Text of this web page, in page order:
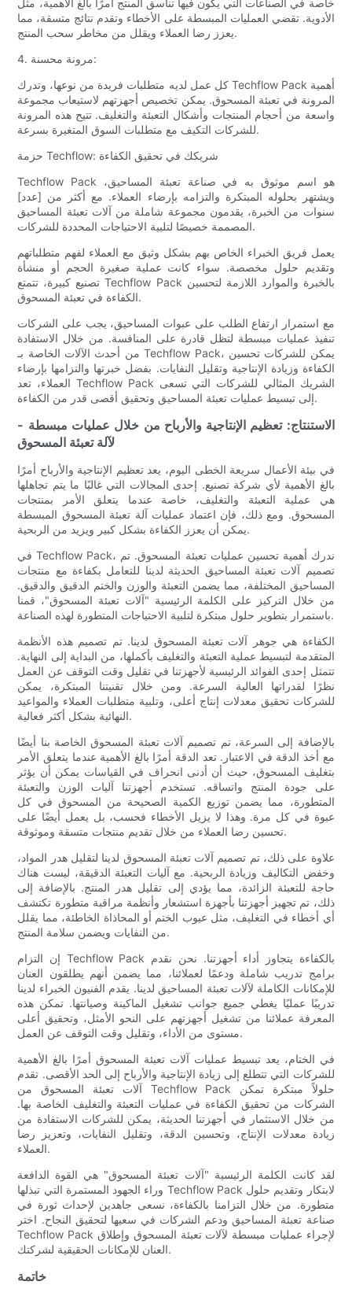
خاصة في الصناعات التي يكون فيها تناسق المنتج أمرًا بالغ الأهمية، مثل
الأدوية. تقضي العمليات المبسطة على الأخطاء وتقدم نتائج متسقة، مما
يعزز رضا العملاء ويقلل من مخاطر سحب المنتج.
4. مرونة محسنة:
كل عمل لديه متطلبات فريدة من نوعها، وتدرك Techflow Pack أهمية
المرونة في تعبئة المسحوق. يمكن تخصيص أجهزتهم لاستيعاب مجموعة
واسعة من أحجام المنتجات وأشكال التعبئة والتغليف. تتيح هذه المرونة
للشركات التكيف مع متطلبات السوق المتغيرة بسرعة.
حزمة Techflow: شريكك في تحقيق الكفاءة
Techflow Pack هو اسم موثوق به في صناعة تعبئة المساحيق،
ويشتهر بحلوله المبتكرة والتزامه بإرضاء العملاء. مع أكثر من [عدد]
سنوات من الخبرة، يقدمون مجموعة شاملة من آلات تعبئة المساحيق
المصممة خصيصًا لتلبية الاحتياجات المحددة للشركات.
يعمل فريق الخبراء الخاص بهم بشكل وثيق مع العملاء لفهم متطلباتهم
وتقديم حلول مخصصة. سواء كانت عملية صغيرة الحجم أو منشأة
تصنيع كبيرة، تتمتع Techflow Pack بالخبرة والموارد اللازمة لتحسين
الكفاءة في تعبئة المسحوق.
مع استمرار ارتفاع الطلب على عبوات المساحيق، يجب على الشركات
تنفيذ عمليات مبسطة لتظل قادرة على المنافسة. من خلال الاستفادة
من أحدث الآلات الخاصة بـ Techflow Pack، يمكن للشركات تحسين
الكفاءة وزيادة الإنتاجية وتقليل النفايات. بفضل خبرتها والتزامها بإرضاء
العملاء، تعد Techflow Pack الشريك المثالي للشركات التي تسعى
إلى تبسيط عمليات تعبئة المساحيق وتحقيق أقصى قدر من الكفاءة.
- الاستنتاج: تعظيم الإنتاجية والأرباح من خلال عمليات مبسطة
لآلة تعبئة المسحوق
في بيئة الأعمال سريعة الخطى اليوم، يعد تعظيم الإنتاجية والأرباح أمرًا
بالغ الأهمية لأي شركة تصنيع. إحدى المجالات التي غالبًا ما يتم تجاهلها
هي عملية التعبئة والتغليف، خاصة عندما يتعلق الأمر بمنتجات
المسحوق. ومع ذلك، فإن اعتماد عمليات آلة تعبئة المسحوق المبسطة
يمكن أن يعزز الكفاءة بشكل كبير ويزيد من الربحية.
في Techflow Pack، ندرك أهمية تحسين عمليات تعبئة المسحوق. تم
تصميم آلات تعبئة المساحيق الحديثة لدينا للتعامل بكفاءة مع منتجات
المساحيق المختلفة، مما يضمن التعبئة والوزن والختم الدقيق والدقيق.
من خلال التركيز على الكلمة الرئيسية "آلات تعبئة المسحوق"، قمنا
باستمرار بتطوير حلول مبتكرة لتلبية الاحتياجات المتطورة لهذه الصناعة.
الكفاءة هي جوهر آلات تعبئة المسحوق لدينا. تم تصميم هذه الأنظمة
المتقدمة لتبسيط عملية التعبئة والتغليف بأكملها، من البداية إلى النهاية.
تتمثل إحدى الفوائد الرئيسية لأجهزتنا في تقليل وقت التوقف عن العمل
نظرًا لقدراتها العالية السرعة. ومن خلال تقنيتنا المبتكرة، يمكن
للشركات تحقيق معدلات إنتاج أعلى، وتلبية متطلبات العملاء والمواعيد
النهائية بشكل أكثر فعالية.
بالإضافة إلى السرعة، تم تصميم آلات تعبئة المسحوق الخاصة بنا أيضًا
مع أخذ الدقة في الاعتبار. تعد الدقة أمرًا بالغ الأهمية عندما يتعلق الأمر
بتغليف المسحوق، حيث أن أدنى انحراف في القياسات يمكن أن يؤثر
على جودة المنتج واتساقه. تستخدم أجهزتنا آليات الوزن والتعبئة
المتطورة، مما يضمن توزيع الكمية الصحيحة من المسحوق في كل
عبوة في كل مرة. وهذا لا يزيل الأخطاء فحسب، بل يعمل أيضًا على
تحسين رضا العملاء من خلال تقديم منتجات متسقة وموثوقة.
علاوة على ذلك، تم تصميم آلات تعبئة المسحوق لدينا لتقليل هدر المواد،
وخفض التكاليف وزيادة الربحية. مع آليات التعبئة الدقيقة، ليست هناك
حاجة للتعبئة الزائدة، مما يؤدي إلى تقليل هدر المنتج. بالإضافة إلى
ذلك، تم تجهيز أجهزتنا بأجهزة استشعار وأنظمة مراقبة متطورة تكتشف
أي أخطاء في التغليف، مثل عيوب الختم أو المحاذاة الخاطئة، مما يقلل
من النفايات ويضمن سلامة المنتج.
إن التزام Techflow Pack بالكفاءة يتجاوز أداء أجهزتنا. نحن نقدم
برامج تدريب شاملة ودعمًا لعملائنا، مما يضمن أنهم يطلقون العنان
للإمكانات الكاملة لآلات تعبئة المساحيق لدينا. يقدم الفنيون الخبراء لدينا
تدريبًا عمليًا يغطي جميع جوانب تشغيل الماكينة وصيانتها. تمكن هذه
المعرفة عملائنا من تشغيل أجهزتهم على النحو الأمثل، وتحقيق أعلى
مستوى من الأداء، وتقليل وقت التوقف عن العمل.
في الختام، يعد تبسيط عمليات آلات تعبئة المسحوق أمرًا بالغ الأهمية
للشركات التي تتطلع إلى زيادة الإنتاجية والأرباح إلى الحد الأقصى. تقدم
آلات تعبئة المسحوق من Techflow Pack حلولاً مبتكرة تمكن
الشركات من تحقيق الكفاءة في عمليات التعبئة والتغليف الخاصة بها.
من خلال الاستثمار في أجهزتنا الحديثة، يمكن للشركات الاستفادة من
زيادة معدلات الإنتاج، وتحسين الدقة، وتقليل النفايات، وتعزيز رضا
العملاء.
لقد كانت الكلمة الرئيسية "آلات تعبئة المسحوق" هي القوة الدافعة
وراء الجهود المستمرة التي تبذلها Techflow Pack لابتكار وتقديم حلول
متطورة. من خلال التزامنا بالكفاءة، نسعى جاهدين لإحداث ثورة في
صناعة تعبئة المساحيق ودعم الشركات في سعيها لتحقيق النجاح. اختر
Techflow Pack لإجراء عمليات مبسطة لآلات تعبئة المسحوق وإطلاق
العنان للإمكانات الحقيقية لشركتك.
خاتمة